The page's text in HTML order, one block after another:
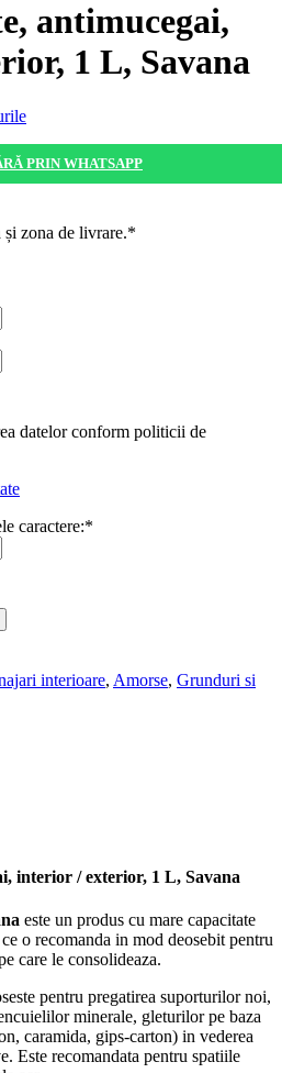
antimucegai,
1 L, Savana
PRIN WHATSAPP
zona de livrare.*
datelor conform politicii de
caractere:*
interioare, Amorse, Grunduri si
interior / exterior, 1 L, Savana
este un produs cu mare capacitate
o recomanda in mod deosebit pentru
care le consolideaza.
pentru pregatirea suporturilor noi,
minerale, gleturilor pe baza
caramida, gips-carton) in vederea
Este recomandata pentru spatiile